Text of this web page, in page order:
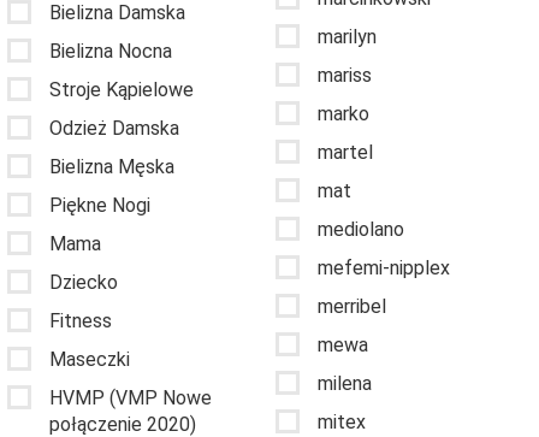
Bielizna Damska
Bielizna Nocna
Stroje Kąpielowe
Odzież Damska
Bielizna Męska
Piękne Nogi
Mama
Dziecko
Fitness
Maseczki
HVMP (VMP Nowe
połączenie 2020)
marilyn
mariss
marko
martel
mat
mediolano
mefemi-nipplex
merribel
mewa
milena
mitex